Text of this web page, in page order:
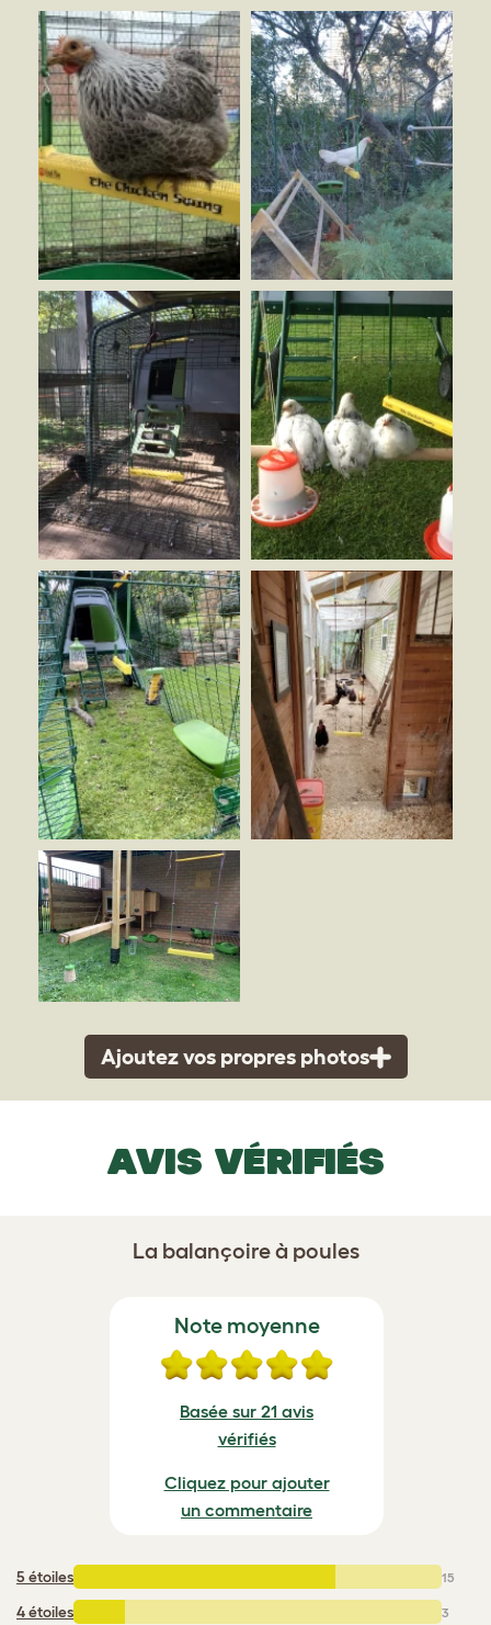
Ajoutez vos propres photos
AVIS VÉRIFIÉS
La balançoire à poules
Note moyenne
Basée sur 21 avis
vérifiés
Cliquez pour ajouter
un commentaire
5 étoiles 15
4 étoiles 3